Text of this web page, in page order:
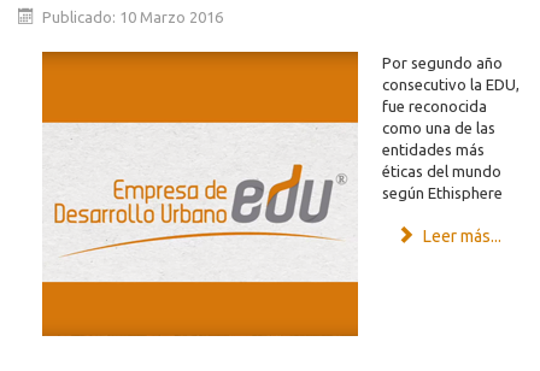
Publicado: 10 Marzo 2016
Por segundo año
consecutivo la EDU,
fue reconocida
como una de las
entidades más
éticas del mundo
según Ethisphere
Leer más...